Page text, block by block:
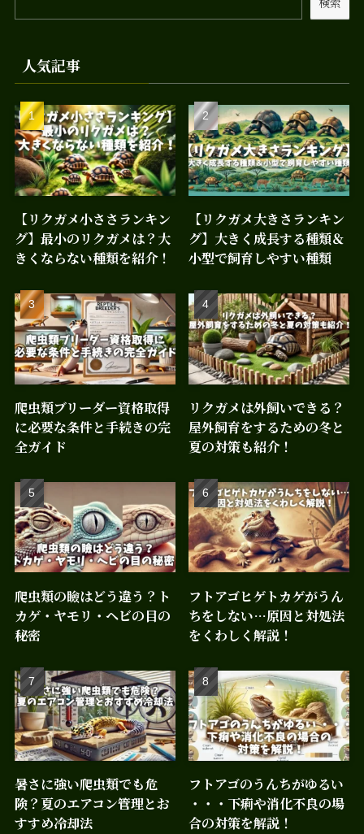
人気記事
【リクガメ小ささランキン
グ】最小のリクガメは？大
きくならない種類を紹介！
【リクガメ大きさランキン
グ】大きく成長する種類＆
小型で飼育しやすい種類
爬虫類ブリーダー資格取得
に必要な条件と手続きの完
全ガイド
リクガメは外飼いできる？
屋外飼育をするための冬と
夏の対策も紹介！
爬虫類の瞼はどう違う？ト
カゲ・ヤモリ・ヘビの目の
秘密
フトアゴヒゲトカゲがうん
ちをしない…原因と対処法
をくわしく解説！
暑さに強い爬虫類でも危
険？夏のエアコン管理とお
すすめ冷却法
フトアゴのうんちがゆるい
・・・下痢や消化不良の場
合の対策を解説！